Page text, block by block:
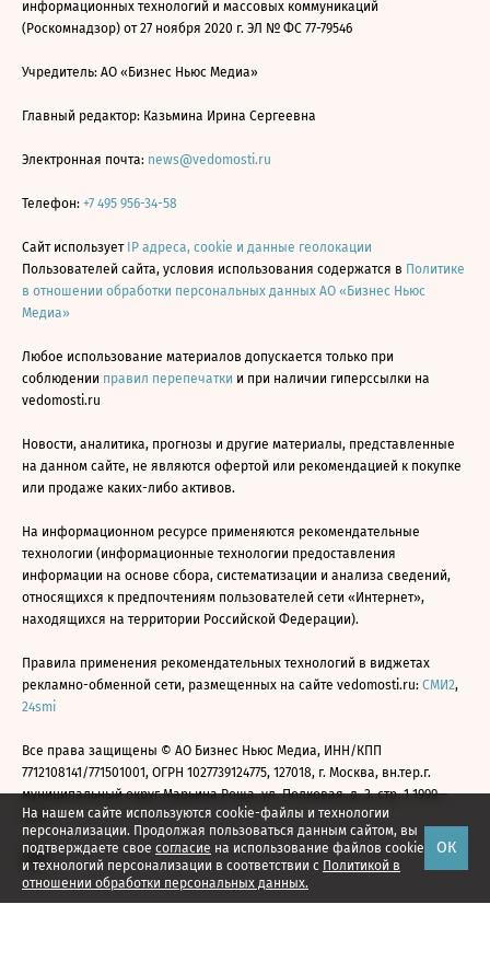
На нашем сайте используются cookie-файлы и технологии
персонализации. Продолжая пользоваться данным сайтом, вы
подтверждаете свое согласие на использование файлов cookie
и технологий персонализации в соответствии с Политикой в
отношении обработки персональных данных.
ОК
информационных технологий и массовых коммуникаций
(Роскомнадзор) от 27 ноября 2020 г. ЭЛ № ФС 77-79546
Учредитель: АО «Бизнес Ньюс Медиа»
Главный редактор: Казьмина Ирина Сергеевна
Электронная почта: news@vedomosti.ru
Телефон: +7 495 956-34-58
Сайт использует IP адреса, cookie и данные геолокации
Пользователей сайта, условия использования содержатся в Политике
в отношении обработки персональных данных АО «Бизнес Ньюс
Медиа»
Любое использование материалов допускается только при
соблюдении правил перепечатки и при наличии гиперссылки на
vedomosti.ru
Новости, аналитика, прогнозы и другие материалы, представленные
на данном сайте, не являются офертой или рекомендацией к покупке
или продаже каких-либо активов.
На информационном ресурсе применяются рекомендательные
технологии (информационные технологии предоставления
информации на основе сбора, систематизации и анализа сведений,
относящихся к предпочтениям пользователей сети «Интернет»,
находящихся на территории Российской Федерации).
Правила применения рекомендательных технологий в виджетах
рекламно-обменной сети, размещенных на сайте vedomosti.ru: СМИ2,
24smi
Все права защищены © АО Бизнес Ньюс Медиа, ИНН/КПП
7712108141/771501001, ОГРН 1027739124775, 127018, г. Москва, вн.тер.г.
муниципальный округ Марьина Роща, ул. Полковая, д. 3, стр. 1 1999—
2026